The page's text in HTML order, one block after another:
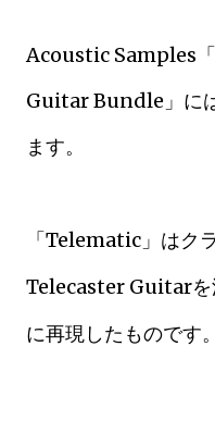
Acoustic Samples
Guitar Bundle」に
ます。
「Telematic」はク
Telecaster Guitarを
に再現したものです。